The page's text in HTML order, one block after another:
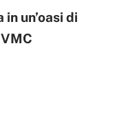
un’oasi di